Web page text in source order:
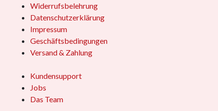
Widerrufsbelehrung
Datenschutzerklärung
Impressum
Geschäftsbedingungen
Versand & Zahlung
Kundensupport
Jobs
Das Team